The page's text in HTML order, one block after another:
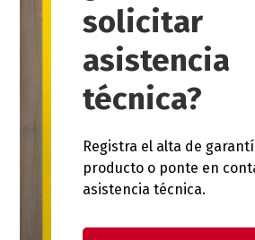
solicitar
asistencia
técnica?
Registra el alta de
producto o ponte en
asistencia técnica.